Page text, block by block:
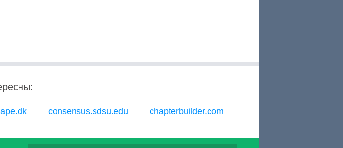
consensus.sdsu.edu chapterbuilder.com